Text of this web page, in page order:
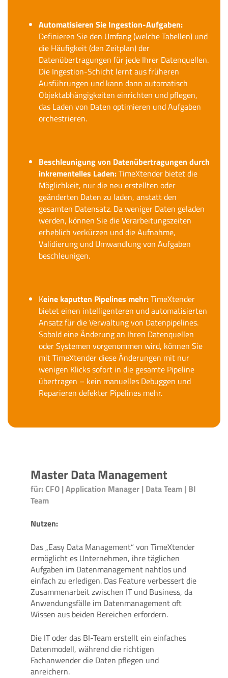
Automatisieren Sie Ingestion-Aufgaben:
Definieren Sie den Umfang (welche Tabellen) und
die Häufigkeit (den Zeitplan) der
Datenübertragungen für jede Ihrer Datenquellen.
Die Ingestion-Schicht lernt aus früheren
Ausführungen und kann dann automatisch
Objektabhängigkeiten einrichten und pflegen,
das Laden von Daten optimieren und Aufgaben
orchestrieren.
Beschleunigung von Datenübertragungen durch
inkrementelles Laden:TimeXtender bietet die
Möglichkeit, nur die neu erstellten oder
geänderten Daten zu laden, anstatt den
gesamten Datensatz. Da weniger Daten geladen
werden, können Sie die Verarbeitungszeiten
erheblich verkürzen und die Aufnahme,
Validierung und Umwandlung von Aufgaben
beschleunigen.
Keine kaputten Pipelines mehr:TimeXtender
bietet einen intelligenteren und automatisierten
Ansatz für die Verwaltung von Datenpipelines.
Sobald eine Änderung an Ihren Datenquellen
oder Systemen vorgenommen wird, können Sie
mit TimeXtender diese Änderungen mit nur
wenigen Klicks sofort in die gesamte Pipeline
übertragen – kein manuelles Debuggen und
Reparieren defekter Pipelines mehr.
Master Data Management
für: CFO | Application Manager | Data Team | BI
Team
Nutzen:
Das „Easy Data Management“ von TimeXtender
ermöglicht es Unternehmen, ihre täglichen
Aufgaben im Datenmanagement nahtlos und
einfach zu erledigen. Das Feature verbessert die
Zusammenarbeit zwischen IT und Business, da
Anwendungsfälle im Datenmanagement oft
Wissen aus beiden Bereichen erfordern.
Die IT oder das BI-Team erstellt ein einfaches
Datenmodell, während die richtigen
Fachanwender die Daten pflegen und
anreichern.